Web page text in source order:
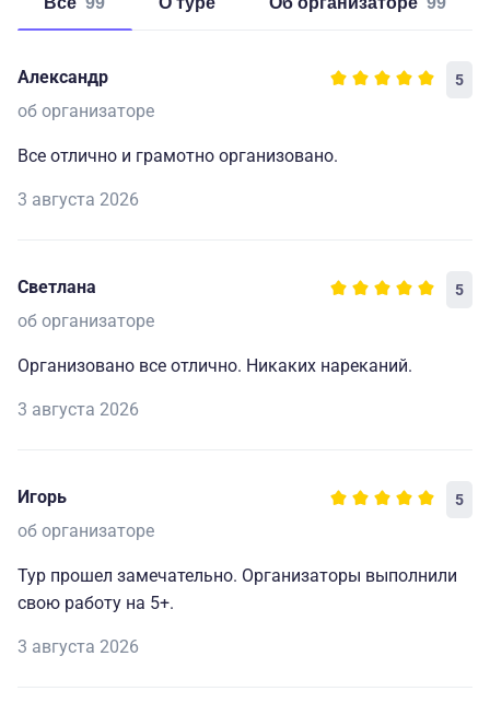
Александр 5
об организаторе
Все отлично и грамотно организовано.
3 августа 2026
Светлана 5
об организаторе
Организовано все отлично. Никаких нареканий.
3 августа 2026
Игорь 5
об организаторе
Тур прошел замечательно. Организаторы выполнили
свою работу на 5+.
3 августа 2026